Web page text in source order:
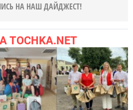
НА НАШ ДАЙДЖЕСТ!
TOCHKA.NET